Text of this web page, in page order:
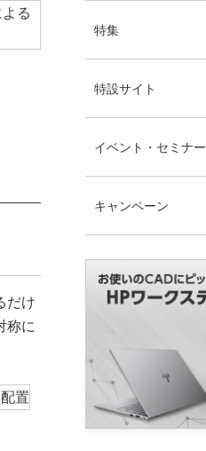
だけ
称に
特集
特設サイト
イベント・セミナー
キャンペーン